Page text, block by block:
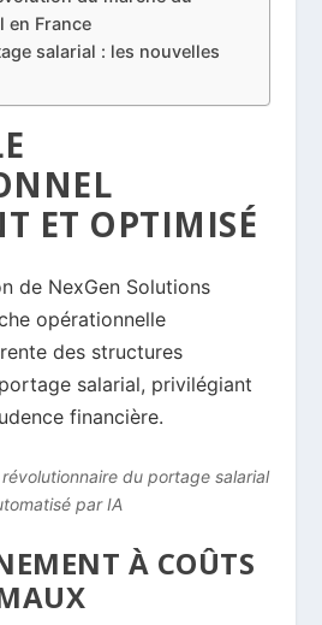
en France
salarial : les nouvelles
ET OPTIMISÉ
de NexGen Solutions
opérationnelle
des structures
salarial, privilégiant
financière.
du portage salarial
par IA
À COÛTS